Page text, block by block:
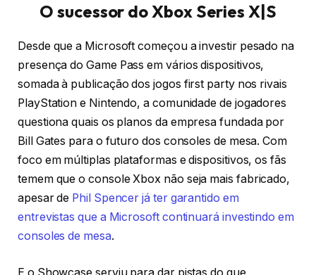
O sucessor do Xbox Series X|S
Desde que a Microsoft começou a investir pesado na
presença do Game Pass em vários dispositivos,
somada à publicação dos jogos first party nos rivais
PlayStation e Nintendo, a comunidade de jogadores
questiona quais os planos da empresa fundada por
Bill Gates para o futuro dos consoles de mesa. Com
foco em múltiplas plataformas e dispositivos, os fãs
temem que o console Xbox não seja mais fabricado,
apesar de Phil Spencer já ter garantido em
entrevistas que a Microsoft continuará investindo em
consoles de mesa.
E o Showcase serviu para dar pistas do que